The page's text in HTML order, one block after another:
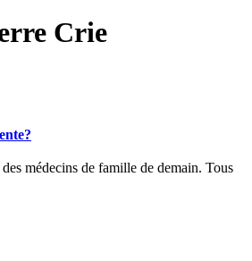
Crie
médecins de famille de demain. Tous